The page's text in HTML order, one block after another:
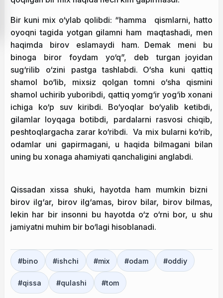
Bir kuni mix o‘ylab qolibdi: “hamma qismlarni, hatto
oyoqni tagida yotgan gilamni ham maqtashadi, men
haqimda birov eslamaydi ham. Demak meni bu
binoga biror foydam yo‘q”, deb turgan joyidan
sug‘rilib o‘zini pastga tashlabdi. O‘sha kuni qattiq
shamol bo‘lib, mixsiz qolgan tomni o‘sha qismini
shamol uchirib yuboribdi, qattiq yomg‘ir yog‘ib xonani
ichiga ko‘p suv kiribdi. Bo‘yoqlar bo‘yalib ketibdi,
gilamlar loyqaga botibdi, pardalarni rasvosi chiqib,
peshtoqlargacha zarar ko‘ribdi. Va mix bularni ko‘rib,
odamlar uni gapirmagani, u haqida bilmagani bilan
uning bu xonaga ahamiyati qanchaligini anglabdi.
Qissadan xissa shuki, hayotda ham mumkin bizni
birov ilg‘ar, birov ilg‘amas, birov bilar, birov bilmas,
lekin har bir insonni bu hayotda o‘z o‘rni bor, u shu
jamiyatni muhim bir bo‘lagi hisoblanadi.
#bino #ishchi #mix #odam #oddiy
#qissa #qulashi #tom